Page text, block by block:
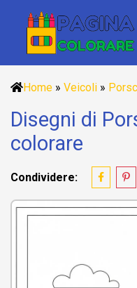
Home » Veicoli »
Disegni di
colorare
Condividere: